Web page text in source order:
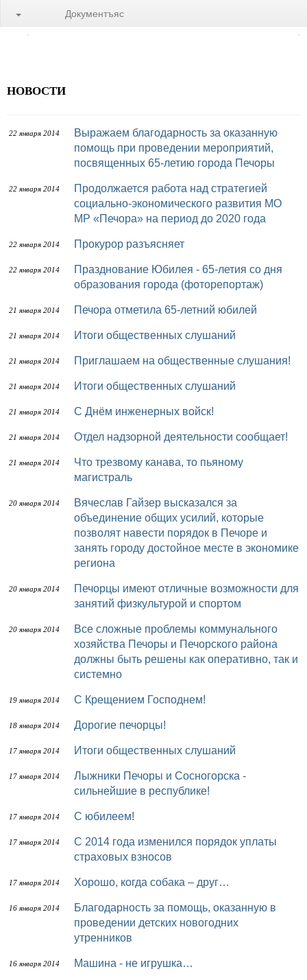
Документъяс
НОВОСТИ
22 января 2014
Выражаем благодарность за оказанную
помощь при проведении мероприятий,
посвященных 65-летию города Печоры
22 января 2014
Продолжается работа над стратегией
социально-экономического развития МО
МР «Печора» на период до 2020 года
22 января 2014 Прокурор разъясняет
22 января 2014
Празднование Юбилея - 65-летия со дня
образования города (фоторепортаж)
21 января 2014 Печора отметила 65-летний юбилей
21 января 2014 Итоги общественных слушаний
21 января 2014 Приглашаем на общественные слушания!
21 января 2014 Итоги общественных слушаний
21 января 2014 С Днём инженерных войск!
21 января 2014 Отдел надзорной деятельности сообщает!
21 января 2014
Что трезвому канава, то пьяному
магистраль
20 января 2014
Вячеслав Гайзер высказался за
объединение общих усилий, которые
позволят навести порядок в Печоре и
занять городу достойное месте в экономике
региона
20 января 2014
Печорцы имеют отличные возможности для
занятий физкультурой и спортом
20 января 2014
Все сложные проблемы коммунального
хозяйства Печоры и Печорского района
должны быть решены как оперативно, так и
системно
19 января 2014 С Крещением Господнем!
18 января 2014 Дорогие печорцы!
17 января 2014 Итоги общественных слушаний
17 января 2014
Лыжники Печоры и Сосногорска -
сильнейшие в республике!
17 января 2014 С юбилеем!
17 января 2014
С 2014 года изменился порядок уплаты
страховых взносов
17 января 2014 Хорошо, когда собака – друг…
16 января 2014
Благодарность за помощь, оказанную в
проведении детских новогодних
утренников
16 января 2014 Машина - не игрушка…